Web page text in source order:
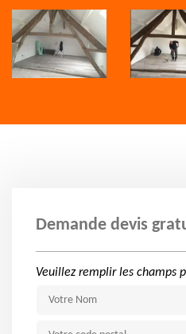
Demande devis
Veuillez remplir les champs